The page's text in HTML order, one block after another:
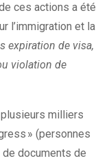
ces actions a été
l’immigration et la
expiration de visa,
violation de
milliers
» (personnes
documents de